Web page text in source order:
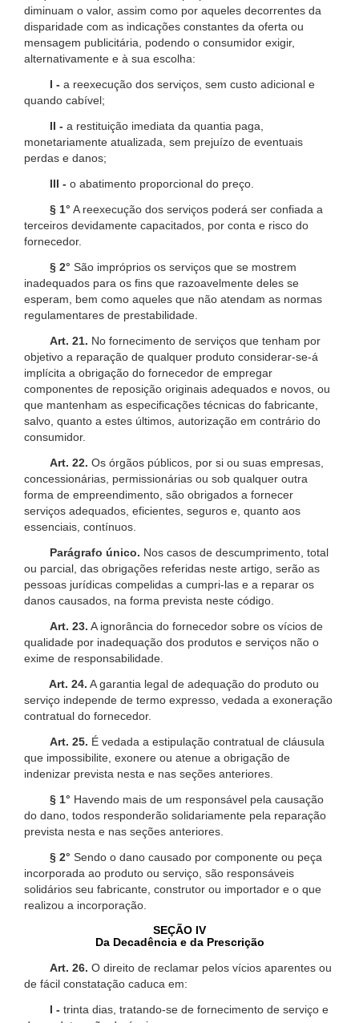
diminuam o valor, assim como por aqueles decorrentes da
disparidade com as indicações constantes da oferta ou
mensagem publicitária, podendo o consumidor exigir,
alternativamente e à sua escolha:
I - a reexecução dos serviços, sem custo adicional e
quando cabível;
II - a restituição imediata da quantia paga,
monetariamente atualizada, sem prejuízo de eventuais
perdas e danos;
III - o abatimento proporcional do preço.
§ 1° A reexecução dos serviços poderá ser confiada a
terceiros devidamente capacitados, por conta e risco do
fornecedor.
§ 2° São impróprios os serviços que se mostrem
inadequados para os fins que razoavelmente deles se
esperam, bem como aqueles que não atendam as normas
regulamentares de prestabilidade.
Art. 21. No fornecimento de serviços que tenham por
objetivo a reparação de qualquer produto considerar-se-á
implícita a obrigação do fornecedor de empregar
componentes de reposição originais adequados e novos, ou
que mantenham as especificações técnicas do fabricante,
salvo, quanto a estes últimos, autorização em contrário do
consumidor.
Art. 22. Os órgãos públicos, por si ou suas empresas,
concessionárias, permissionárias ou sob qualquer outra
forma de empreendimento, são obrigados a fornecer
serviços adequados, eficientes, seguros e, quanto aos
essenciais, contínuos.
Parágrafo único. Nos casos de descumprimento, total
ou parcial, das obrigações referidas neste artigo, serão as
pessoas jurídicas compelidas a cumpri-las e a reparar os
danos causados, na forma prevista neste código.
Art. 23. A ignorância do fornecedor sobre os vícios de
qualidade por inadequação dos produtos e serviços não o
exime de responsabilidade.
Art. 24. A garantia legal de adequação do produto ou
serviço independe de termo expresso, vedada a exoneração
contratual do fornecedor.
Art. 25. É vedada a estipulação contratual de cláusula
que impossibilite, exonere ou atenue a obrigação de
indenizar prevista nesta e nas seções anteriores.
§ 1° Havendo mais de um responsável pela causação
do dano, todos responderão solidariamente pela reparação
prevista nesta e nas seções anteriores.
§ 2° Sendo o dano causado por componente ou peça
incorporada ao produto ou serviço, são responsáveis
solidários seu fabricante, construtor ou importador e o que
realizou a incorporação.
SEÇÃO IV
Da Decadência e da Prescrição
Art. 26. O direito de reclamar pelos vícios aparentes ou
de fácil constatação caduca em:
I - trinta dias, tratando-se de fornecimento de serviço e